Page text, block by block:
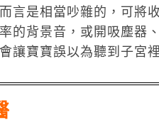
言是相當吵雜的，可將
的背景音，或開吸塵器
讓寶寶誤以為聽到子宮